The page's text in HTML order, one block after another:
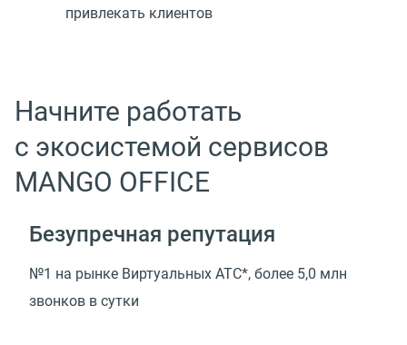
привлекать клиентов
Начните работать
с экосистемой сервисов
MANGO OFFICE
Безупречная репутация
№1 на рынке Виртуальных АТС*, более 5,0 млн
звонков в сутки